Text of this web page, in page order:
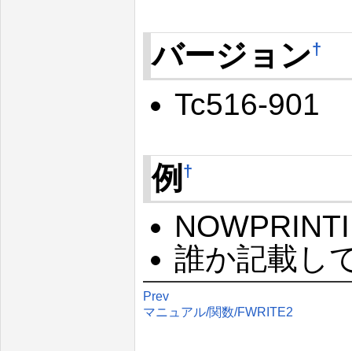
バージョン†
Tc516-901
例 †
誰か記載し
Prev
マニュアル/関数/FWRITE2